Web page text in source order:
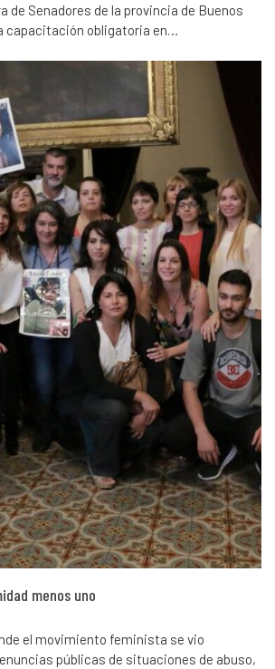
de Senadores de la provincia de Buenos
capacitación obligatoria en…
menos uno
el movimiento feminista se vio
públicas de situaciones de abuso,